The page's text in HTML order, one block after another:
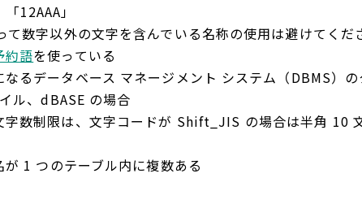
12AAA」
数字以外の文字を含んでいる名称の使用は避けてくだ
約語を使っている
るデータベース マネージメント システム（DBMS）
ル、dBASE の場合
字数制限は、文字コードが Shift_JIS の場合は半角
1 つのテーブル内に複数ある